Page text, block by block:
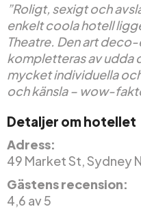
”Roligt, sexigt och
enkelt coola hotell
Theatre. Den art
kompletteras av udda
mycket individuella
och känsla – wow-
Detaljer om hotellet
Adress:
49 Market St, Sydney
Gästens recension:
4,6 av 5